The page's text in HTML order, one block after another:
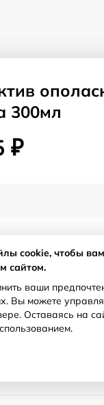
300мл
₽
Не требуется
₽
cookie, чтобы
сайтом.
ваши
Вы можете
Оставаясь на